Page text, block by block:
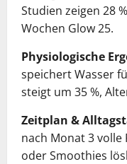
Studien zeigen 28
Wochen Glow 25.
Physiologische
speichert Wasser
steigt um 35 %,
Zeitplan &
nach Monat 3 volle
oder Smoothies